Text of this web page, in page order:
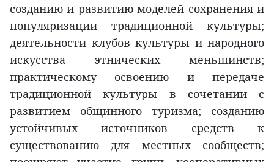
созданию и развитию моделей сохранения и
популяризации традиционной культуры;
деятельности клубов культуры и народного
искусства этнических меньшинств;
практическому освоению и передаче
традиционной культуры в сочетании с
развитием общинного туризма; созданию
устойчивых источников средств к
существованию для местных сообществ;